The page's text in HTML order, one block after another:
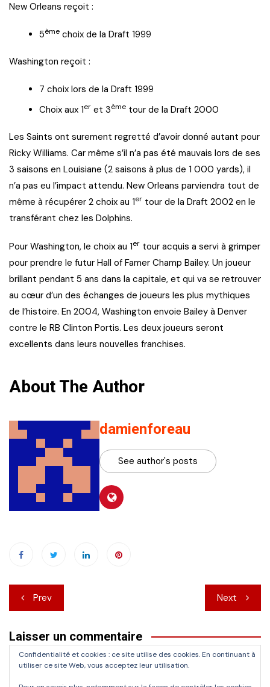
New Orleans reçoit :
5ème choix de la Draft 1999
Washington reçoit :
7 choix lors de la Draft 1999
Choix aux 1er et 3ème tour de la Draft 2000
Les Saints ont surement regretté d’avoir donné autant pour
Ricky Williams. Car même s’il n’a pas été mauvais lors de ses
3 saisons en Louisiane (2 saisons à plus de 1 000 yards), il
n’a pas eu l’impact attendu. New Orleans parviendra tout de
même à récupérer 2 choix au 1er tour de la Draft 2002 en le
transférant chez les Dolphins.
Pour Washington, le choix au 1er tour acquis a servi à grimper
pour prendre le futur Hall of Famer Champ Bailey. Un joueur
brillant pendant 5 ans dans la capitale, et qui va se retrouver
au cœur d’un des échanges de joueurs les plus mythiques
de l’histoire. En 2004, Washington envoie Bailey à Denver
contre le RB Clinton Portis. Les deux joueurs seront
excellents dans leurs nouvelles franchises.
About The Author
damienforeau
See author's posts
Navigation
de
l’article
Prev Next
Laisser un commentaire
Vous devezvous connecterpour publier un commentaire.
Confidentialité et cookies : ce site utilise des cookies. En continuant à
utiliser ce site Web, vous acceptez leur utilisation.